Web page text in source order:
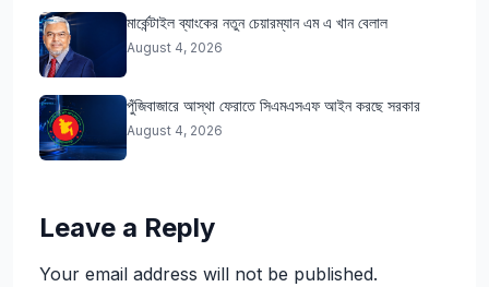
মার্কেন্টাইল ব্যাংকের নতুন চেয়ারম্যান এম এ খান বেলাল
August 4, 2026
পুঁজিবাজারে আস্থা ফেরাতে সিএমএসএফ আইন করছে সরকার
August 4, 2026
Leave a Reply
Your email address will not be published.